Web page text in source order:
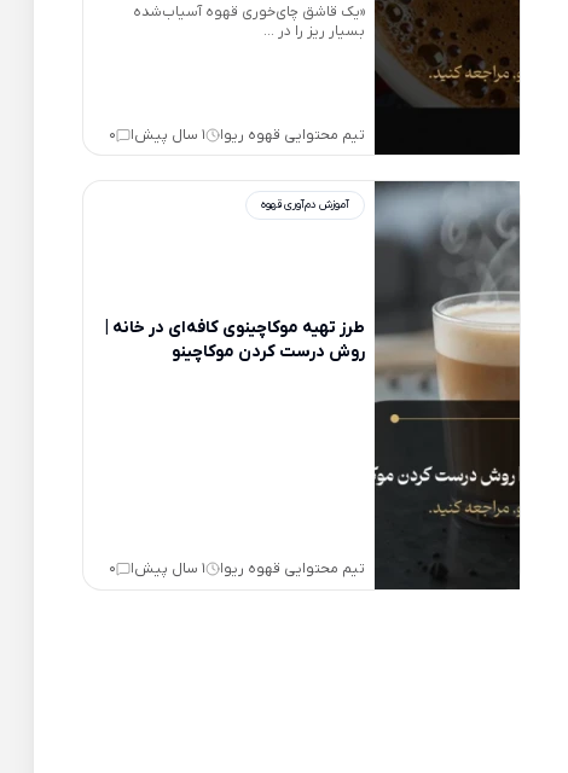
«یک قاشق چای‌خوری قهوه آسیاب‌شده
بسیار ریز را در ...
تیم محتوایی قهوه ریو| 1 سال پیش |
0
آموزش دم‌آوری قهوه
طرز تهیه موکاچینوی کافه‌ای در خانه |
روش درست کردن موکاچینو
تیم محتوایی قهوه ریو | 1 سال پیش |
0